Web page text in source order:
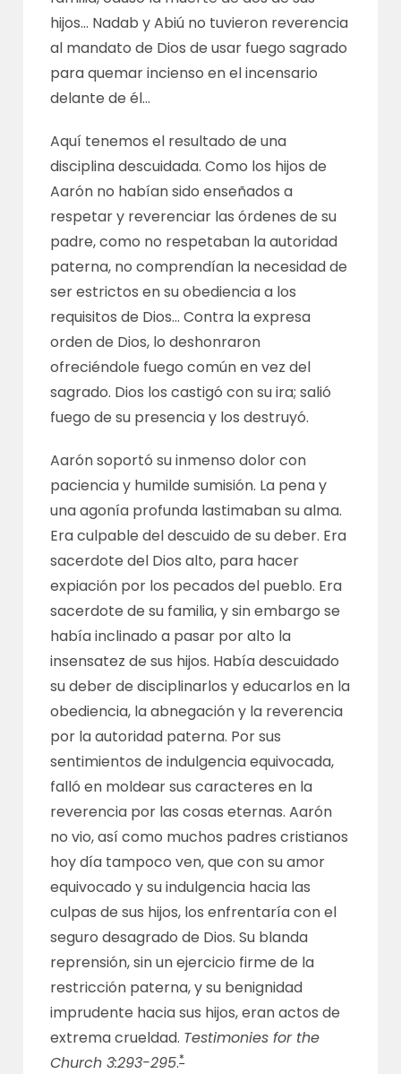
hijos… Nadab y Abiú no tuvieron reverencia
al mandato de Dios de usar fuego sagrado
para quemar incienso en el incensario
delante de él…
Aquí tenemos el resultado de una
disciplina descuidada. Como los hijos de
Aarón no habían sido enseñados a
respetar y reverenciar las órdenes de su
padre, como no respetaban la autoridad
paterna, no comprendían la necesidad de
ser estrictos en su obediencia a los
requisitos de Dios… Contra la expresa
orden de Dios, lo deshonraron
ofreciéndole fuego común en vez del
sagrado. Dios los castigó con su ira; salió
fuego de su presencia y los destruyó.
Aarón soportó su inmenso dolor con
paciencia y humilde sumisión. La pena y
una agonía profunda lastimaban su alma.
Era culpable del descuido de su deber. Era
sacerdote del Dios alto, para hacer
expiación por los pecados del pueblo. Era
sacerdote de su familia, y sin embargo se
había inclinado a pasar por alto la
insensatez de sus hijos. Había descuidado
su deber de disciplinarlos y educarlos en la
obediencia, la abnegación y la reverencia
por la autoridad paterna. Por sus
sentimientos de indulgencia equivocada,
falló en moldear sus caracteres en la
reverencia por las cosas eternas. Aarón
no vio, así como muchos padres cristianos
hoy día tampoco ven, que con su amor
equivocado y su indulgencia hacia las
culpas de sus hijos, los enfrentaría con el
seguro desagrado de Dios. Su blanda
reprensión, sin un ejercicio firme de la
restricción paterna, y su benignidad
imprudente hacia sus hijos, eran actos de
extrema crueldad. Testimonies for the
Church 3:293-295.*